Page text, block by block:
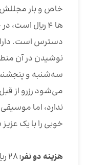
خاص و بار
دسترس است.
نوشیدن در آن
سه‌شنبه و
می‌شود رزرو از
ندارد، اما
خوبی را با یک
هزینه دو نفر:28 ریال